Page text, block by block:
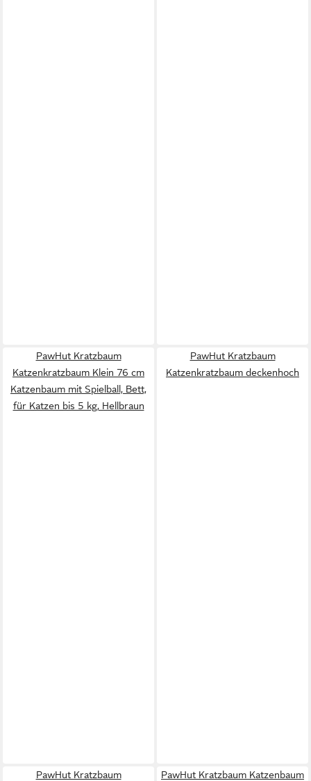
PawHut Kratzbaum
Katzenkratzbaum Klein 76 cm
Katzenbaum mit Spielball, Bett,
für Katzen bis 5 kg, Hellbraun
PawHut Kratzbaum
Katzenkratzbaum deckenhoch
PawHut Kratzbaum
PawHut Kratzbaum Katzenbaum